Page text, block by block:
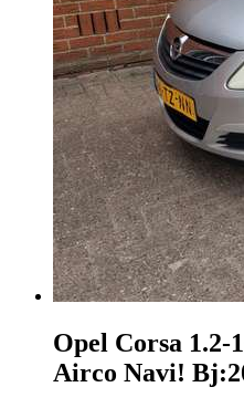
Opel Corsa 1.2-
Airco Navi!